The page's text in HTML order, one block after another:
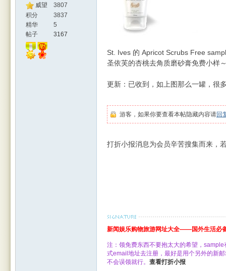
人网
威望
3807
积分
3837
精华
5
帖子
3167
St. Ives 的 Apricot Scrubs Free
圣依芙的杏桃去角质磨砂膏免费小样
更新：已收到，如上图那么一罐，很
游客，如果你要查看本帖隐藏内容请回
打折小报消息为会员辛苦搜集而来，
新闻娱乐购物旅游网址大全——国外生活必
注：领免费东西不要抱太大的希望，
式email地址去注册，最好是用个另外的新
不会误领就行。 查看打折小报